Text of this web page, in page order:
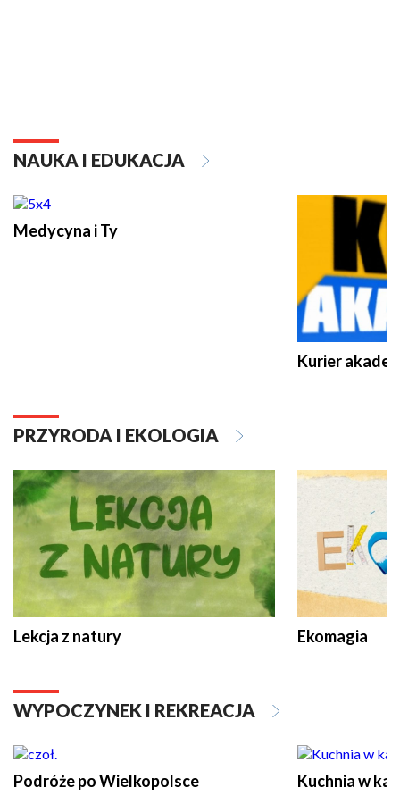
NAUKA I EDUKACJA
Medycyna i Ty
Kurier
PRZYRODA I EKOLOGIA
Lekcja z natury Ekomagia
WYPOCZYNEK I REKREACJA
Podróże po Wielkopolsce Kuchnia w